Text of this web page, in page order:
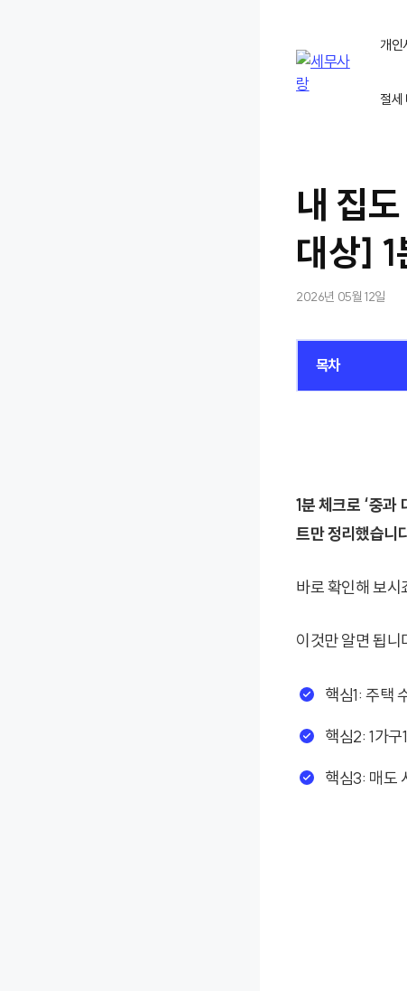
개인
절세
내 집
대상] 1
2026년 05월 12일
목차
1분 체크로 ‘중과
트만 정리했습니
바로 확인해 보
이것만 알면 됩니
핵심1: 주택
핵심2: 1가
핵심3: 매도